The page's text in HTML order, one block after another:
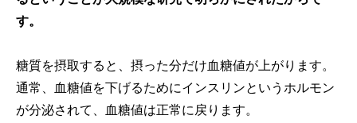
す。
糖質を摂取すると、摂った分だけ血糖値が上がります。
通常、血糖値を下げるためにインスリンというホルモン
が分泌されて、血糖値は正常に戻ります。